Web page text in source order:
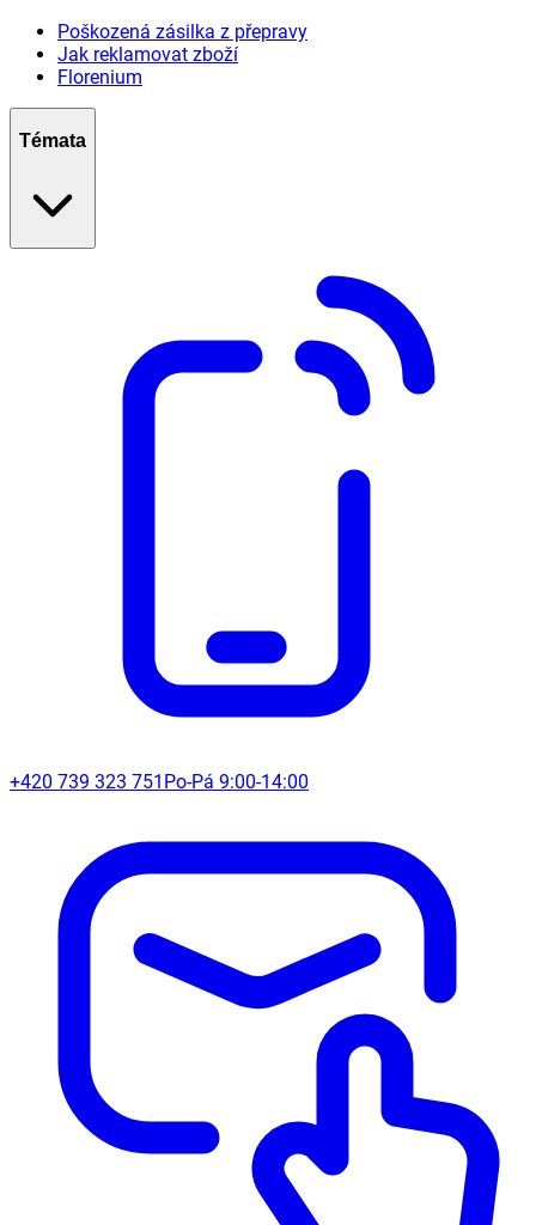
Poškozená zásilka z přepravy
Jak reklamovat zboží
Florenium
Témata
+420 739 323 751 Po-Pá 9:00-14:00